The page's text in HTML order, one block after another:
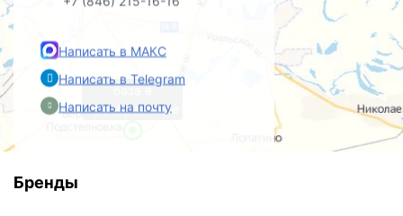
Написать в МАКС
Написать в Telegram
Написать на почту
база в
Преображенке
Бренды